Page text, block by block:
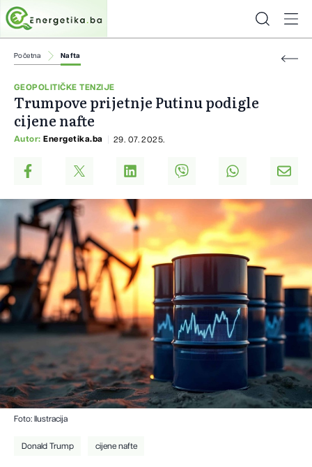
Početna Nafta
GEOPOLITIČKE TENZIJE
Trumpove prijetnje Putinu podigle
cijene nafte
Autor: Energetika.ba 29. 07. 2025.
Foto: Ilustracija
Donald Trump cijene nafte